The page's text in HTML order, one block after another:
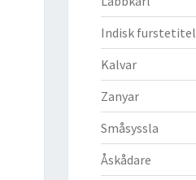
Indisk furstetitel
Kalvar
Zanyar
Småsyssla
Åskådare